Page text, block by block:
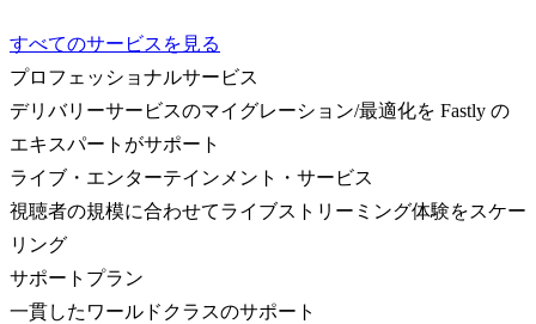
すべてのサービスを見る
プロフェッショナルサービス
デリバリーサービスのマイグレーション/最適化を Fastly の
エキスパートがサポート
ライブ・エンターテインメント・サービス
視聴者の規模に合わせてライブストリーミング体験をスケー
リング
サポートプラン
一貫したワールドクラスのサポート